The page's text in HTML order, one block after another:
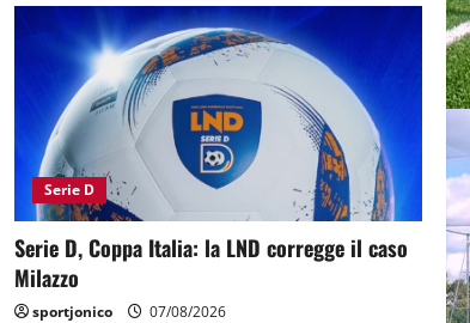
Serie D
Serie D, Coppa Italia: la LND corregge il caso
Milazzo
sportjonico 07/08/2026